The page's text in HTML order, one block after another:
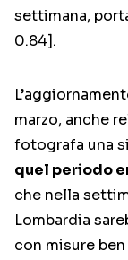
settimana,
0.84].
marzo, anche
fotografa una
quel periodo
che nella
Lombardia
con misure